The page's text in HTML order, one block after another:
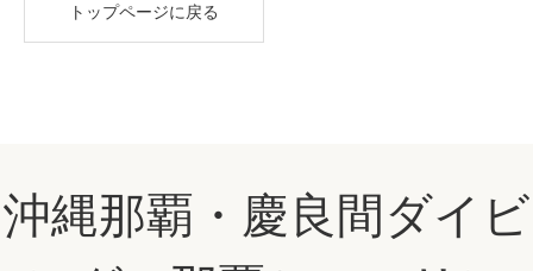
トップページに戻る
沖縄那覇・慶良間ダイビ